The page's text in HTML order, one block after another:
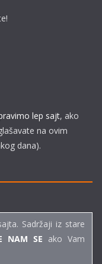
lep sajt, ako
na ovim
dana).
Sadržaji iz stare
NAM SE ako Vam